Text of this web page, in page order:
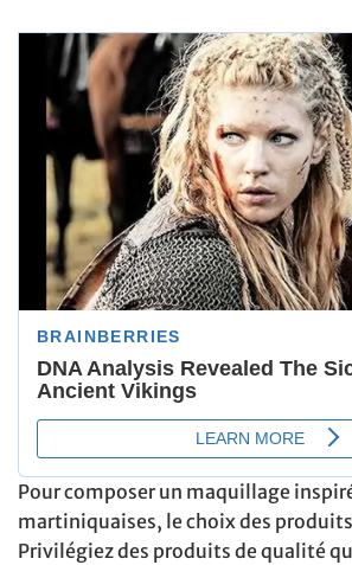
Pour composer un maquillage
martiniquaises, le choix des
Privilégiez des produits de qualité